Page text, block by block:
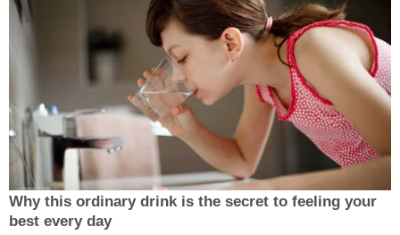
Why this ordinary drink is the secret to feeling your
best every day